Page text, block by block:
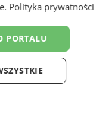
- Odkryj
. Polityka prywatności
PORTALU